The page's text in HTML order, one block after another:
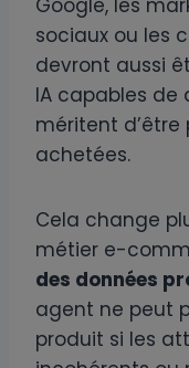
sociaux ou les
devront aussi
IA capables de
méritent d’être
achetées.
Cela change
métier e-
des données
agent ne peut
produit si les